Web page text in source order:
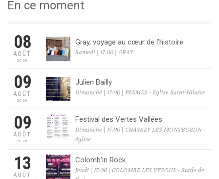
En ce moment
08
AOÛT
2026
Gray, voyage au cœur de l’histoire
Samedi | 17:00 | GRAY
09
AOÛT
2026
Julien Bailly
Dimanche | 17:00 | PESMES - Eglise Saint-Hilaire
09
AOÛT
2026
Festival des Vertes Vallées
Dimanche | 17:00 | CHASSEY LES MONTBOZON -
église
13
AOÛT
Colomb’in Rock
Jeudi | 17:00 | COLOMBE LES VESOUL - Stade de